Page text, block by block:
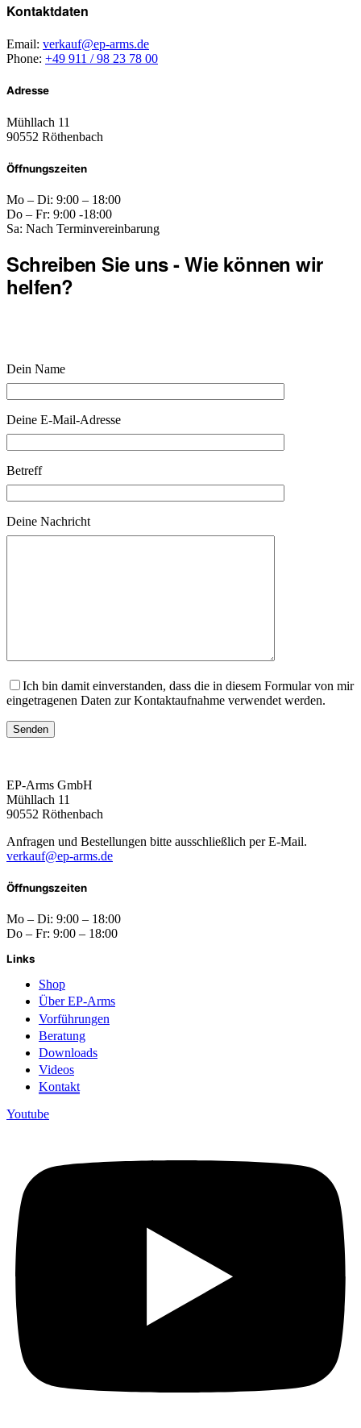
Kontaktdaten
Email: verkauf@ep-arms.de
Phone: +49 911 / 98 23 78 00
Adresse
Mühllach 11
90552 Röthenbach
Öffnungszeiten
Mo – Di: 9:00 – 18:00
Do – Fr: 9:00 -18:00
Sa: Nach Terminvereinbarung
Schreiben Sie uns - Wie können wir
helfen?
Dein Name
Deine E-Mail-Adresse
Betreff
Deine Nachricht
Ich bin damit einverstanden, dass die in diesem Formular von mir
eingetragenen Daten zur Kontaktaufnahme verwendet werden.
EP-Arms GmbH
Mühllach 11
90552 Röthenbach
Anfragen und Bestellungen bitte ausschließlich per E-Mail.
verkauf@ep-arms.de
Öffnungszeiten
Mo – Di: 9:00 – 18:00
Do – Fr: 9:00 – 18:00
Links
Shop
Über EP-Arms
Vorführungen
Beratung
Downloads
Videos
Kontakt
Youtube